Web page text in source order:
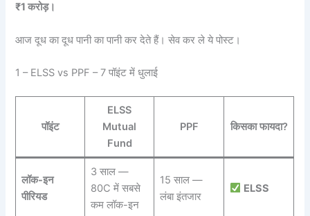
₹1 करोड़।
आज दूध का दूध पानी का पानी कर देते हैं। सेव कर ले ये पोस्ट।
1 – ELSS vs PPF – 7 पॉइंट में धुलाई
पॉइंट
ELSS
Mutual
Fund
PPF किसका फायदा?
लॉक-इन
पीरियड
3 साल —
80C में सबसे
कम लॉक-इन
15 साल —
लंबा इंतजार
ELSS